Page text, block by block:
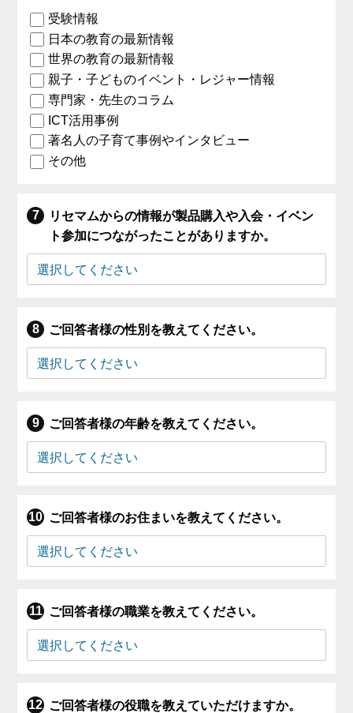
受験情報
日本の教育の最新情報
世界の教育の最新情報
親子・子どものイベント・レジャー情報
専門家・先生のコラム
ICT活用事例
著名人の子育て事例やインタビュー
その他
リセマムからの情報が製品購入や入会・イベン
ト参加につながったことがありますか。
ご回答者様の性別を教えてください。
ご回答者様の年齢を教えてください。
ご回答者様のお住まいを教えてください。
ご回答者様の職業を教えてください。
ご回答者様の役職を教えていただけますか。